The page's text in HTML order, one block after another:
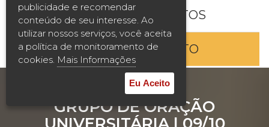
Vestibular
2ª Graduação
Transferência
Reingresso
BOLSAS E DESCONTOS
ENTRE EM CONTATO
GRUPO DE ORAÇÃO
publicidade e recomendar
conteúdo de seu interesse. Ao
utilizar nossos serviços, você aceita
a política de monitoramento de
cookies. Mais Informações
Eu Aceito